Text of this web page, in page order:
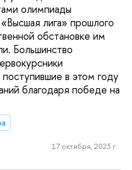
олимпиады
лига» прошлого
обстановке им
Большинство
в этом году
благодаря победе на
17 октября, 2023 г.